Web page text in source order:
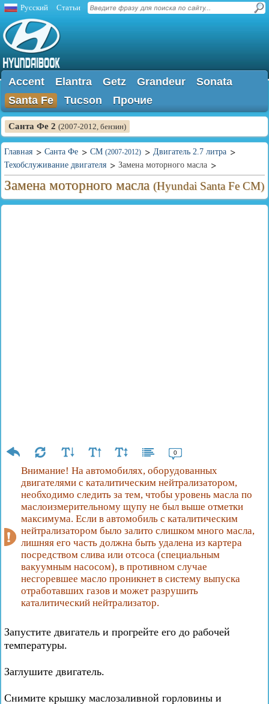
Русский Статьи
Accent Elantra Getz Grandeur
Sonata
Santa Fe
Tucson Прочие
Санта Фе 2 (2007-2012, бензин)
Главная Санта Фе CM (2007-2012)
Двигатель 2.7 литра
Техобслуживание двигателя
Замена моторного масла
Замена моторного масла (Hyundai Santa Fe CM)
0
Внимание! На автомобилях, оборудованных
двигателями с каталитическим нейтрализатором,
необходимо следить за тем, чтобы уровень масла по
маслоизмерительному щупу не был выше отметки
максимума. Если в автомобиль с каталитическим
нейтрализатором было залито слишком много масла,
лишняя его часть должна быть удалена из картера
посредством слива или отсоса (специальным
вакуумным насосом), в противном случае
несгоревшее масло проникнет в систему выпуска
отработавших газов и может разрушить
каталитический нейтрализатор.
Запустите двигатель и прогрейте его до рабочей
температуры.
Заглушите двигатель.
Снимите крышку маслозаливной горловины и